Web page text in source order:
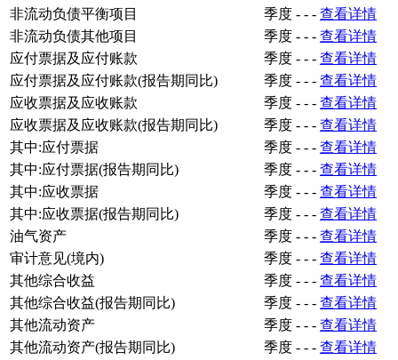
非流动负债平衡项目
季度 - - - 查看详情
非流动负债其他项目
季度 - - - 查看详情
应付票据及应付账款
季度 - - - 查看详情
应付票据及应付账款(报告期同比)
季度 - - - 查看详情
应收票据及应收账款
季度 - - - 查看详情
应收票据及应收账款(报告期同比)
季度 - - - 查看详情
其中:应付票据
季度 - - - 查看详情
其中:应付票据(报告期同比)
季度 - - - 查看详情
其中:应收票据
季度 - - - 查看详情
其中:应收票据(报告期同比)
季度 - - - 查看详情
油气资产
季度 - - - 查看详情
审计意见(境内)
季度 - - - 查看详情
其他综合收益
季度 - - - 查看详情
其他综合收益(报告期同比)
季度 - - - 查看详情
其他流动资产
季度 - - - 查看详情
其他流动资产(报告期同比)
季度 - - - 查看详情